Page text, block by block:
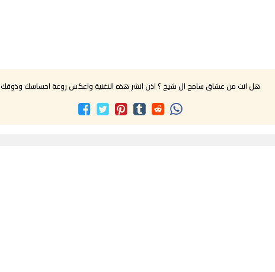
هل انت من عشاق سامح ال شيخ ؟ اذن انشر هذه الاغنية واعكس روعة احساسك وذوقك